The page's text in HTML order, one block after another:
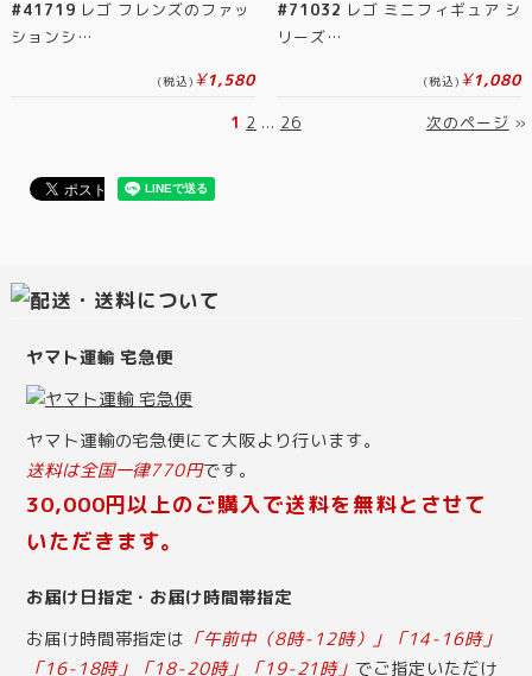
#41719 レゴ フレンズのファッ
ションシ…
(税込) ¥1,580
#71032 レゴ ミニフィギュア シ
リーズ…
(税込) ¥1,080
1 2 ... 26 次のページ »
ヤマト運輸 宅急便
ヤマト運輸の宅急便にて大阪より行います。
送料は全国一律770円です。
30,000円以上のご購入で送料を無料とさせて
いただきます。
お届け日指定・お届け時間帯指定
お届け時間帯指定は 「午前中（8時-12時）」「14-16時」
「16-18時」「18-20時」「19-21時」 でご指定いただけ